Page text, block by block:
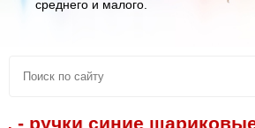
среднего и малого.
- ручки синие